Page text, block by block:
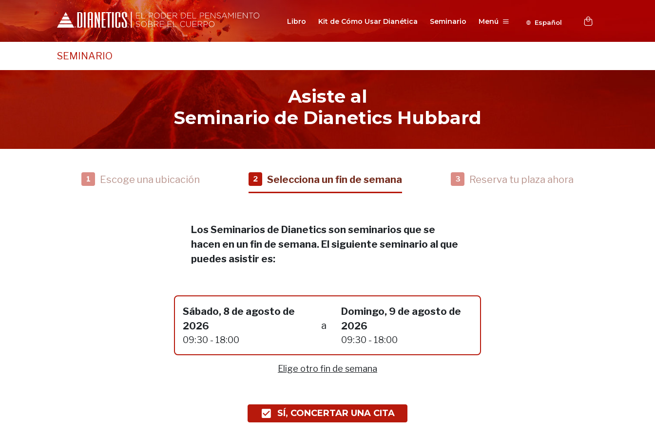
Libro Kit de Cómo Usar Dianética Seminario Menú Español
SEMINARIO
Asiste al
Seminario de Dianetics Hubbard
1 Escoge una ubicación 2 Selecciona un fin de semana 3 Reserva tu plaza ahora
Los Seminarios de Dianetics son seminarios que se
hacen en un fin de semana. El siguiente seminario al que
puedes asistir es:
Sábado, 8 de agosto de
2026
09:30 - 18:00
a
Domingo, 9 de agosto de
2026
09:30 - 18:00
Elige otro fin de semana
SÍ, CONCERTAR UNA CITA